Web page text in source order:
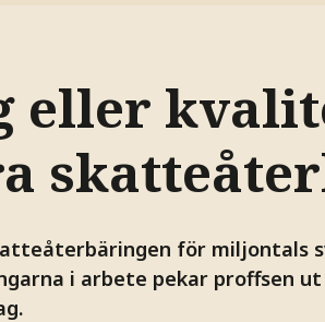
eller
för miljontals
i arbete pekar proffsen